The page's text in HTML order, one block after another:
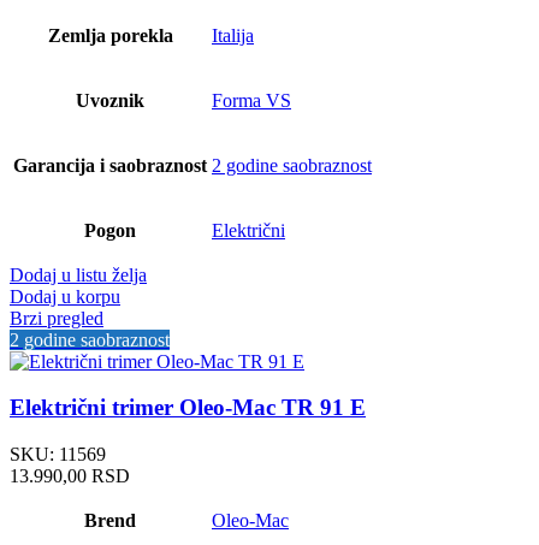
Zemlja porekla Italija
Uvoznik Forma VS
Garancija i saobraznost 2 godine saobraznost
Pogon Električni
Dodaj u listu želja
Dodaj u korpu
Brzi pregled
2 godine saobraznost
Električni trimer Oleo-Mac TR 91 E
SKU: 11569
13.990,00 RSD
Brend Oleo-Mac